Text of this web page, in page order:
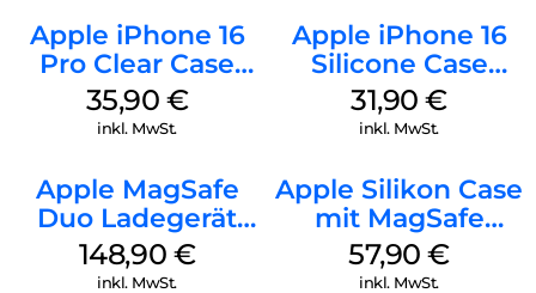
Apple iPhone 16
Pro Clear Case
MagSafe
Transparent
35,90 €
inkl. MwSt.
Apple iPhone 16
Silicone Case
MagSafe Fuchsia
31,90€
inkl. MwSt.
Apple MagSafe
Duo Ladegerät
Weiß
148,90 €
inkl. MwSt.
Apple Silikon Case
mit MagSafe
iPhone 14 Pro
(PRODUCT)RED
57,90€
inkl. MwSt.